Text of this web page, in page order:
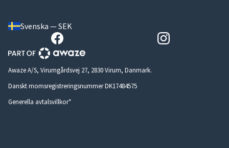
Svenska — SEK
Awaze A/S, Virumgårdsvej 27, 2830 Virum, Danmark.
Danskt momsregistreringsnummer DK17484575
Generella avtalsvillkor*